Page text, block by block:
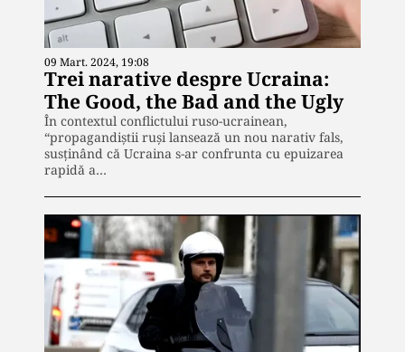
09 Mart. 2024, 19:08
Trei narative despre Ucraina:
The Good, the Bad and the Ugly
În contextul conflictului ruso-ucrainean,
“propagandiștii ruși lansează un nou narativ fals,
susținând că Ucraina s-ar confrunta cu epuizarea
rapidă a…